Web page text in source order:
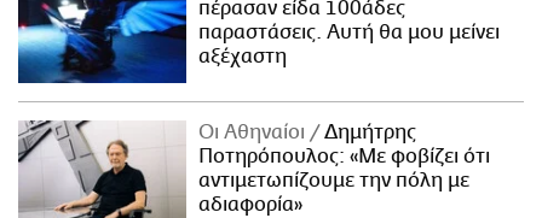
πέρασαν είδα 100άδες
παραστάσεις. Αυτή θα μου μείνει
αξέχαστη
Οι Αθηναίοι
Δημήτρης
Ποτηρόπουλος: «Με φοβίζει ότι
αντιμετωπίζουμε την πόλη με
αδιαφορία»